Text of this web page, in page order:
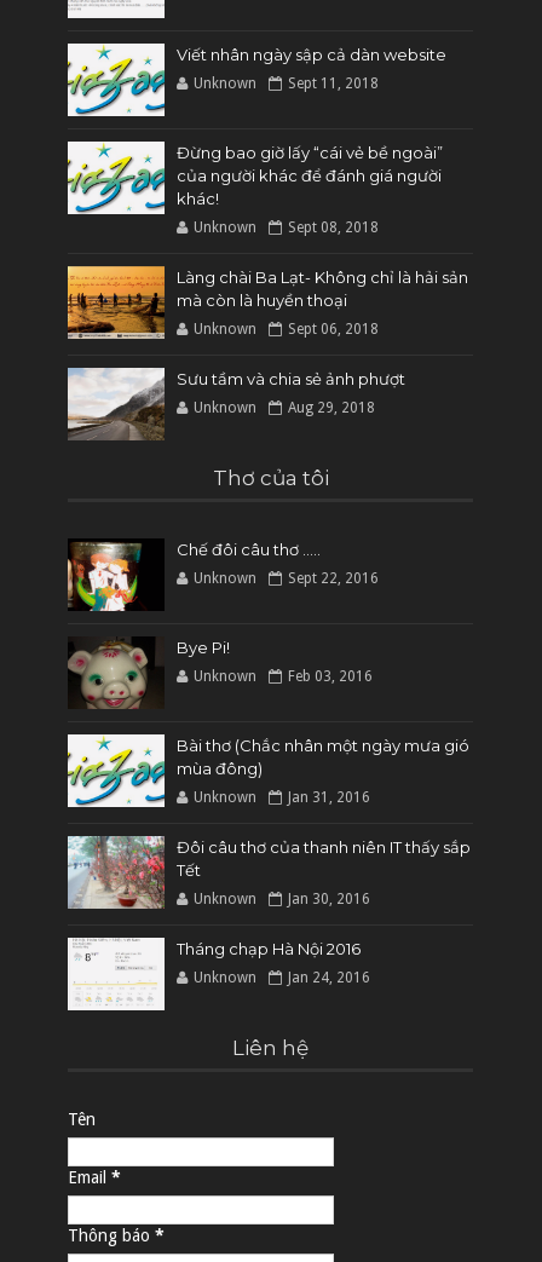
Viết nhân ngày sập cả dàn website
Unknown Sept 11, 2018
Đừng bao giờ lấy “cái vẻ bề ngoài”
của người khác để đánh giá người
khác!
Unknown Sept 08, 2018
Làng chài Ba Lạt- Không chỉ là hải sản
mà còn là huyền thoại
Unknown Sept 06, 2018
Sưu tầm và chia sẻ ảnh phượt
Unknown Aug 29, 2018
Thơ của tôi
Chế đôi câu thơ .....
Unknown Sept 22, 2016
Bye Pi!
Unknown Feb 03, 2016
Bài thơ (Chắc nhân một ngày mưa gió
mùa đông)
Unknown Jan 31, 2016
Đôi câu thơ của thanh niên IT thấy sắp
Tết
Unknown Jan 30, 2016
Tháng chạp Hà Nội 2016
Unknown Jan 24, 2016
Liên hệ
Tên
Email*
Thông báo*